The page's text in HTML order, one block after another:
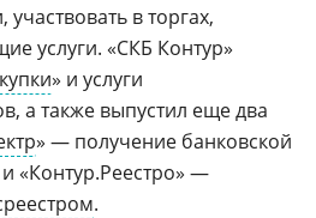
в торгах,
услуги. «СКБ Контур»
» и услуги
а также выпустил еще два
» — получение банковской
«Контур.Реестро» —
.